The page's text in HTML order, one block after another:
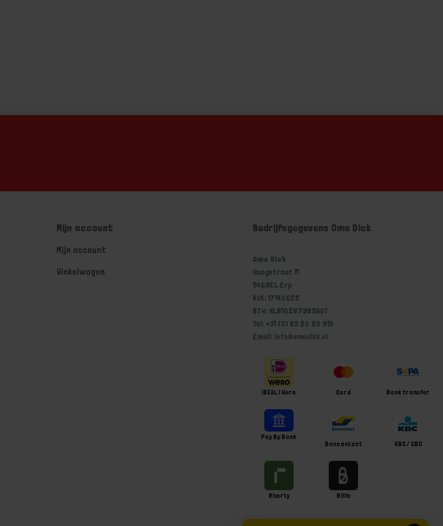
Mijn account
Mijn account
Winkelwagen
Bedrijfsgegevens Ome Dick
Ome Dick
Hoogstraat 11
5469EL Erp
KvK: 17140625
BTW: NL810287985B01
Tel: +31 (0) 85 20 20 913
Email: info@omedick.nl
iDEAL | Wero Card Bank transfer
Pay By Bank
Bancontact
KBC / CBC
Riverty Billie